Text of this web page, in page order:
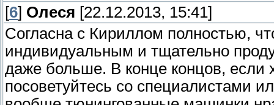
[6] Олеся [22.12.2013, 15:41]
Согласна с Кириллом полностью,
индивидуальным и тщательно
даже больше. В конце концов, если
посоветуйтесь со специалистами